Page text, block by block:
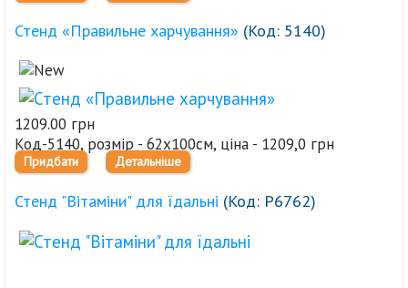
Стенд «Правильне харчування» (Код: 5140)
1209.00 грн
Код-5140, розмір - 62х100см, ціна - 1209,0 грн
Придбати Детальніше
Стенд "Вітаміни" для їдальні (Код: Р6762)